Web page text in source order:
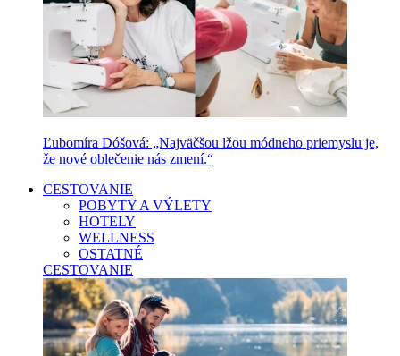
Ľubomíra Dóšová: „Najväčšou lžou módneho priemyslu je,
že nové oblečenie nás zmení.“
CESTOVANIE
POBYTY A VÝLETY
HOTELY
WELLNESS
OSTATNÉ
CESTOVANIE